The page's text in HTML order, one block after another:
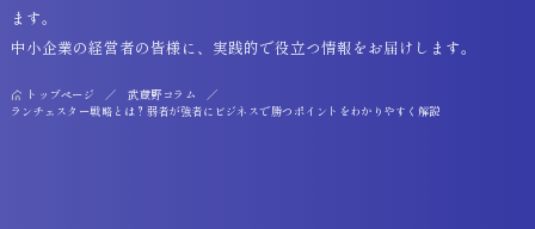
トップページ
武蔵野コラム
ランチェスター戦略とは？弱者が強者にビジネスで勝つポイントをわかりやすく解説
ます。
中小企業の経営者の皆様に、実践的で役立つ情報をお届けします。